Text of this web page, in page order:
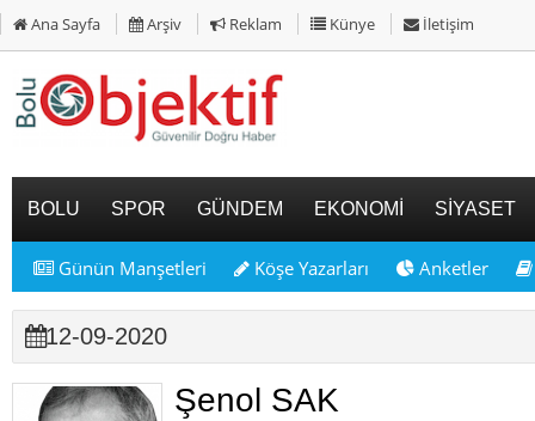
Ana Sayfa Arşiv Reklam Künye İletişim
BOLU SPOR GÜNDEM EKONOMİ SİYASET
Günün Manşetleri Köşe Yazarları Anketler
12-09-2020
Şenol SAK